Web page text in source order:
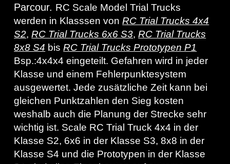
Parcour. RC Scale Model Trial Trucks
werden in Klasssen vonRC Trial Trucks 4x4
S2,RC Trial Trucks 6x6 S3,RC Trial Trucks
8x8 S4 bisRC Trial Trucks Prototypen P1
Bsp.:4x4x4 eingeteilt. Gefahren wird in jeder
Klasse und einem Fehlerpunktesystem
ausgewertet. Jede zusätzliche Zeit kann bei
gleichen Punktzahlen den Sieg kosten
weshalb auch die Planung der Strecke sehr
wichtig ist. Scale RC Trial Truck 4x4 in der
Klasse S2, 6x6 in der Klasse S3, 8x8 in der
Klasse S4 und die Prototypen in der Klasse